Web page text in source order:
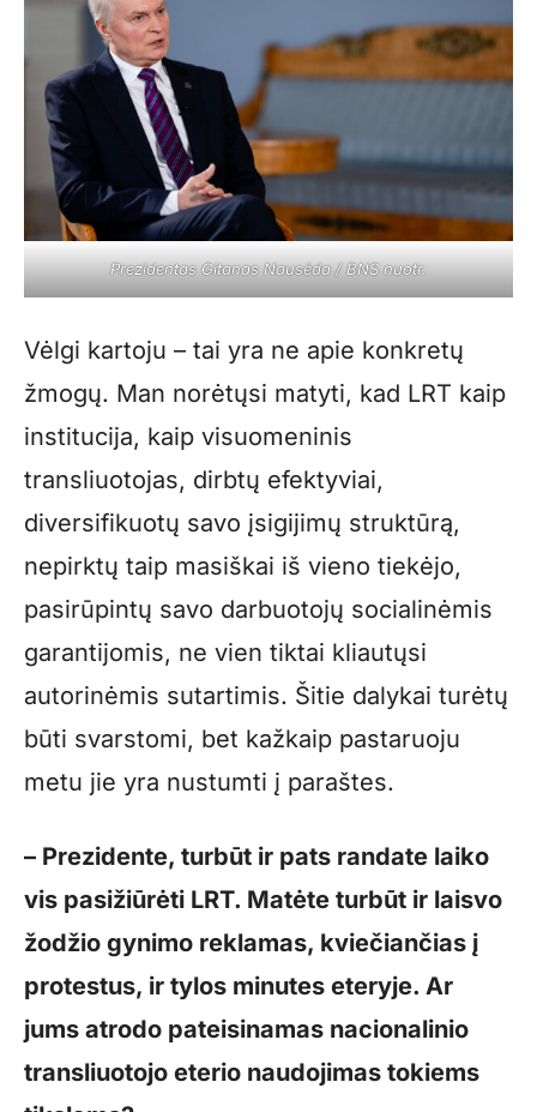
Prezidentas Gitanas Nausėda / BNS nuotr.
Vėlgi kartoju – tai yra ne apie konkretų
žmogų. Man norėtųsi matyti, kad LRT kaip
institucija, kaip visuomeninis
transliuotojas, dirbtų efektyviai,
diversifikuotų savo įsigijimų struktūrą,
nepirktų taip masiškai iš vieno tiekėjo,
pasirūpintų savo darbuotojų socialinėmis
garantijomis, ne vien tiktai kliautųsi
autorinėmis sutartimis. Šitie dalykai turėtų
būti svarstomi, bet kažkaip pastaruoju
metu jie yra nustumti į paraštes.
– Prezidente, turbūt ir pats randate laiko
vis pasižiūrėti LRT. Matėte turbūt ir laisvo
žodžio gynimo reklamas, kviečiančias į
protestus, ir tylos minutes eteryje. Ar
jums atrodo pateisinamas nacionalinio
transliuotojo eterio naudojimas tokiems